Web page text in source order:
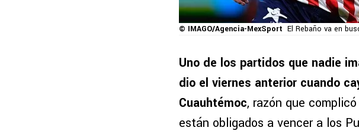
© IMAGO/Agencia-MexSport El Rebaño va en
Uno de los partidos que nadie
dio el viernes anterior cuando
Cuauhtémoc, razón que
están obligados a vencer a los